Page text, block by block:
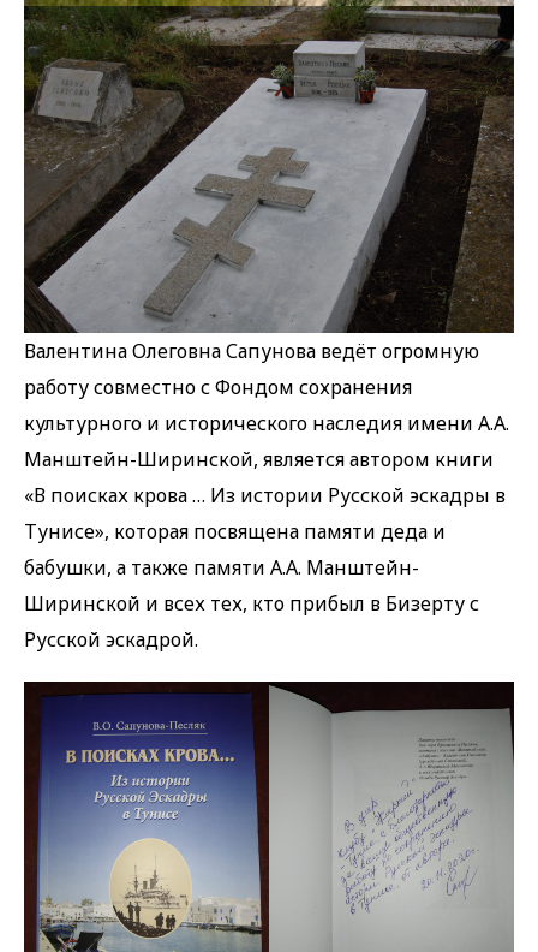
Валентина Олеговна Сапунова ведёт огромную
работу совместно с Фондом сохранения
культурного и исторического наследия имени А.А.
Манштейн-Ширинской, является автором книги
«В поисках крова … Из истории Русской эскадры в
Тунисе», которая посвящена памяти деда и
бабушки, а также памяти А.А. Манштейн-
Ширинской и всех тех, кто прибыл в Бизерту с
Русской эскадрой.